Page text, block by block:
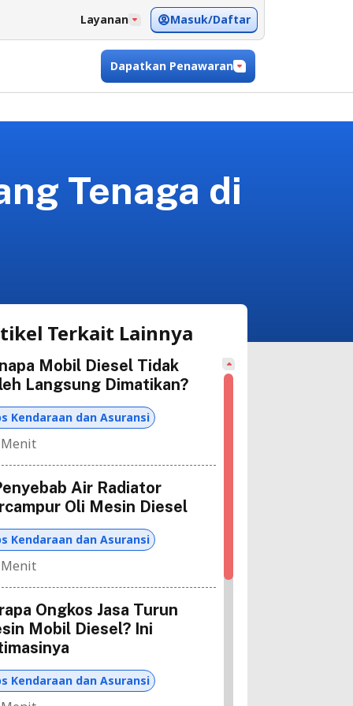
Layanan Masuk/Daftar
Dapatkan Penawaran
Tenaga di
Terkait Lainnya
Mobil Diesel Tidak
Langsung Dimatikan?
Kendaraan dan Asuransi
Air Radiator
Oli Mesin Diesel
Kendaraan dan Asuransi
Ongkos Jasa Turun
Mobil Diesel? Ini
Kendaraan dan Asuransi